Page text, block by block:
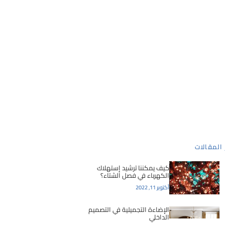
المقالات
كيف يمكننا ترشيد إستهلاك
الكهرباء في فصل الشتاء؟
أكتوبر 11, 2022
الإضاءة التجميلية في التصميم
الداخلي